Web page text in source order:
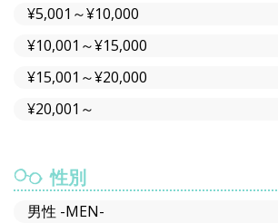
¥5,001～¥10,000
¥10,001～¥15,000
¥15,001～¥20,000
¥20,001～
性別
男性 -MEN-